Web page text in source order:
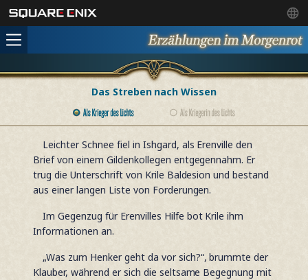
Das Streben nach Wissen
Leichter Schnee fiel in Ishgard, als Erenville den
Brief von einem Gildenkollegen entgegennahm. Er
trug die Unterschrift von Krile Baldesion und bestand
aus einer langen Liste von Forderungen.
Im Gegenzug für Erenvilles Hilfe bot Krile ihm
Informationen an.
„Was zum Henker geht da vor sich?“, brummte der
Klauber, während er sich die seltsame Begegnung mit